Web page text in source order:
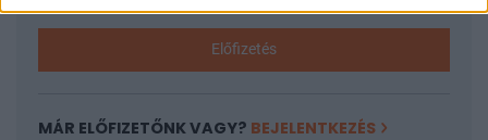
Előfizetés
MÁR ELŐFIZETŐNK VAGY? BEJELENTKEZÉS